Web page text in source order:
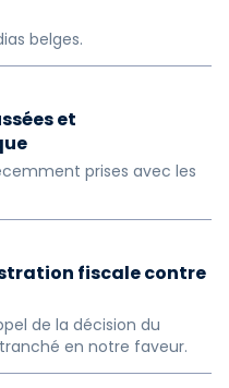
belges.
et
prises avec les
fiscale contre
de la décision du
en notre faveur.